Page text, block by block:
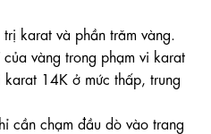
karat và phần trăm vàng.
vàng trong phạm vi karat
14K ở mức thấp, trung
cần chạm đầu dò vào trang